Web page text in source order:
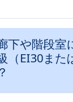
下や階段室
（EI30また